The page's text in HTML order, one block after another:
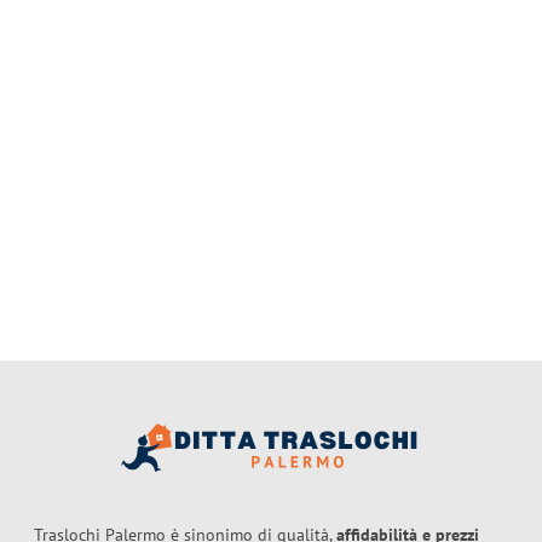
Traslochi Palermo è sinonimo di qualità,affidabilità e prezzi